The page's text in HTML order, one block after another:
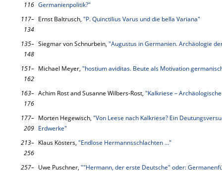
116 Germanienpolitik?"
117–
134
Ernst Baltrusch, "P. Quinctilius Varus und die bella Variana"
135–
148
Siegmar von Schnurbein, "Augustus in Germanien. Archäologie
151–
162
Michael Meyer, "hostium aviditas. Beute als Motivation
163–
176
Achim Rost and Susanne Wilbers-Rost, "Kalkriese –
177–
209
Morten Hegewisch, "Von Leese nach Kalkriese? Ein
Erdwerke"
213–
256
Klaus Kösters, "Endlose Hermannsschlachten …"
257– Uwe Puschner, ""Hermann, der erste Deutsche" oder: